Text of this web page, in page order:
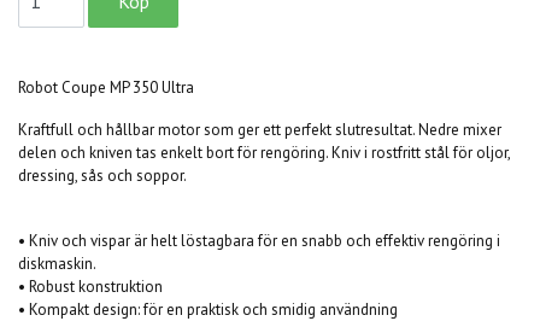
Robot Coupe MP 350 Ultra
Kraftfull och hållbar motor som ger ett perfekt slutresultat. Nedre mixer
delen och kniven tas enkelt bort för rengöring. Kniv i rostfritt stål för oljor,
dressing, sås och soppor.
• Kniv och vispar är helt löstagbara för en snabb och effektiv rengöring i
diskmaskin.
• Robust konstruktion
• Kompakt design: för en praktisk och smidig användning